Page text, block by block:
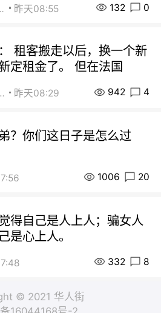
昨天08:55 132 0
租客搬走以后，换一个新
定租金了。 但在法国
昨天08:29 942 4
？你们这日子是怎么过
1006 20
得自己是人上人；骗女人
是心上人。
332 8
© 2021 华人街